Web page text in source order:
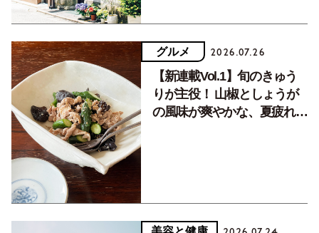
グルメ 2026.07.26
【新連載Vol.1】旬のきゅう
りが主役！ 山椒としょうが
の風味が爽やかな、夏疲れを